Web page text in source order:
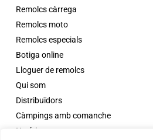
Qui som
Distribuïdors
Càmpings amb comanche
Notícies
Remolcs càrrega
Remolcs moto
Remolcs especials
Botiga online
Lloguer de remolcs